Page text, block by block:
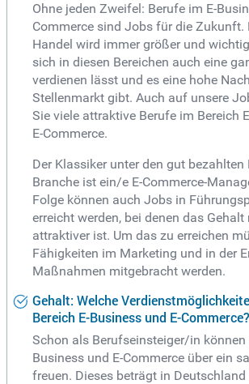
Ohne jeden Zweifel: Berufe im E-
Commerce sind Jobs für die Zukunft.
Handel wird immer größer und
sich in diesen Bereichen auch eine
verdienen lässt und es eine hohe
Stellenmarkt gibt. Auch auf unsere
Sie viele attraktive Berufe im Bereich
E-Commerce.
Der Klassiker unter den gut bezahlten
Branche ist ein/e E-Commerce-
Folge können auch Jobs in
erreicht werden, bei denen das
attraktiver ist. Um das zu erreichen
Fähigkeiten im Marketing und in der
Maßnahmen mitgebracht werden.
Gehalt: Welche
Bereich E-Business und E-Commerce?
Schon als Berufseinsteiger/in können
Business und E-Commerce über ein
freuen. Dieses beträgt in Deutschland